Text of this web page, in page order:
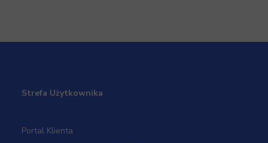
Strefa Użytkownika
Portal Klienta